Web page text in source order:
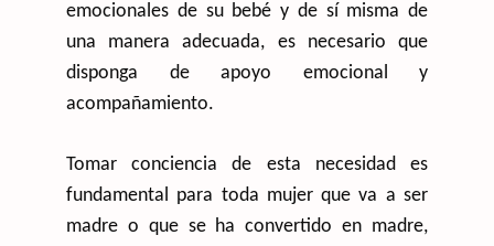
emocionales de su bebé y de sí misma de
una manera adecuada, es necesario que
disponga de apoyo emocional y
acompañamiento.
Tomar conciencia de esta necesidad es
fundamental para toda mujer que va a ser
madre o que se ha convertido en madre,